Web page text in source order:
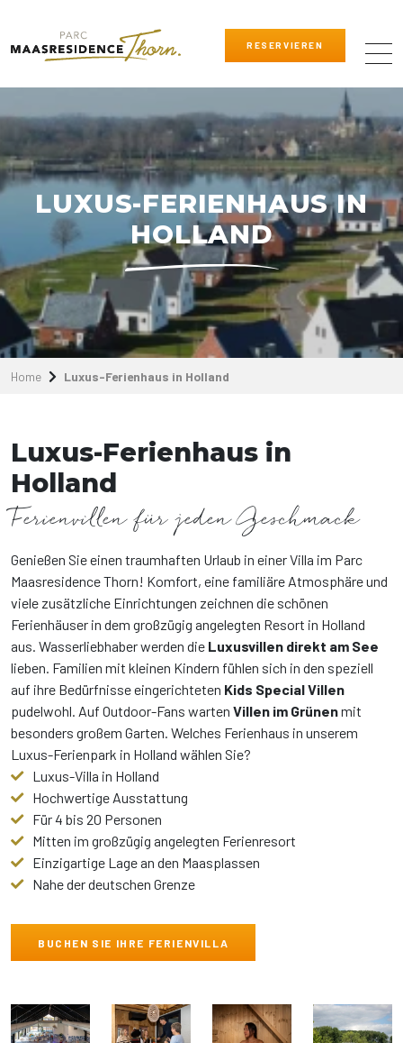
RESERVIEREN
LUXUS-FERIENHAUS IN
HOLLAND
Home Luxus-Ferienhaus in Holland
Luxus-Ferienhaus in
Holland
Ferienvillen für jeden Geschmack
Genießen Sie einen traumhaften Urlaub in einer Villa im Parc
Maasresidence Thorn! Komfort, eine familiäre Atmosphäre und
viele zusätzliche Einrichtungen zeichnen die schönen
Ferienhäuser in dem großzügig angelegten Resort in Holland
aus. Wasserliebhaber werden die Luxusvillen direkt am See
lieben. Familien mit kleinen Kindern fühlen sich in den speziell
auf ihre Bedürfnisse eingerichteten Kids Special Villen
pudelwohl. Auf Outdoor-Fans warten Villen im Grünenmit
besonders großem Garten. Welches Ferienhaus in unserem
Luxus-Ferienpark in Holland wählen Sie?
Luxus-Villa in Holland
Hochwertige Ausstattung
Für 4 bis 20 Personen
Mitten im großzügig angelegten Ferienresort
Einzigartige Lage an den Maasplassen
Nahe der deutschen Grenze
BUCHEN SIE IHRE FERIENVILLA